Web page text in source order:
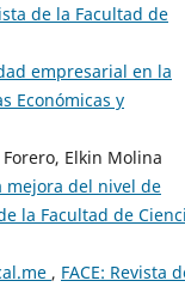
de la Facultad de
empresarial en la
Económicas y
Elkin Molina
mejora del nivel de
la Facultad de
, FACE: Revista